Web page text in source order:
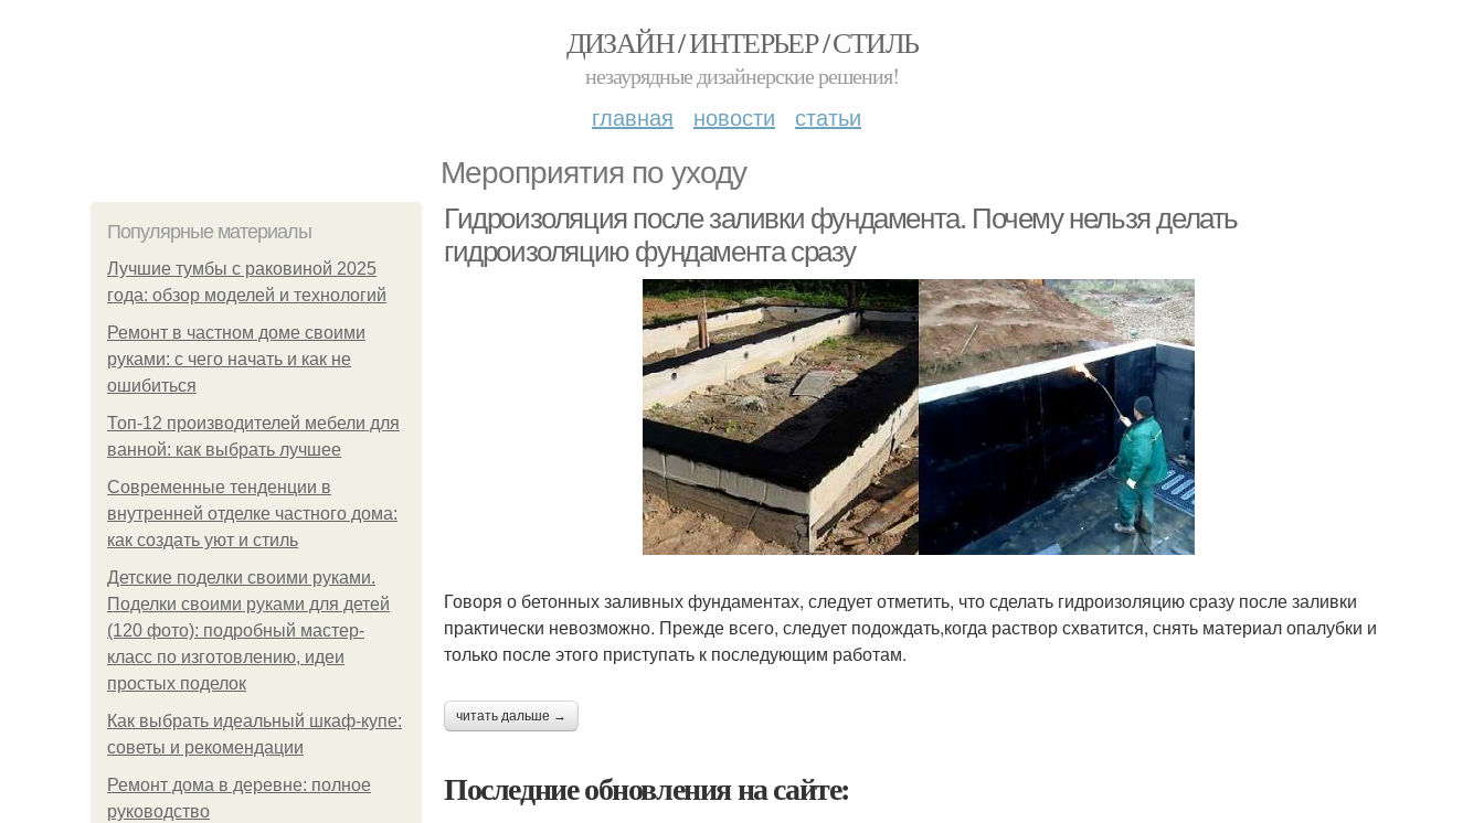
ДИЗАЙН / ИНТЕРЬЕР / СТИЛЬ
незаурядные дизайнерские решения!
главная новости статьи
Мероприятия по уходу
Популярные материалы
Лучшие тумбы с раковиной 2025
года: обзор моделей и технологий
Ремонт в частном доме своими
руками: с чего начать и как не
ошибиться
Топ-12 производителей мебели для
ванной: как выбрать лучшее
Современные тенденции в
внутренней отделке частного дома:
как создать уют и стиль
Детские поделки своими руками.
Поделки своими руками для детей
(120 фото): подробный мастер-
класс по изготовлению, идеи
простых поделок
Как выбрать идеальный шкаф-купе:
советы и рекомендации
Ремонт дома в деревне: полное
руководство
Гидроизоляция после заливки фундамента. Почему нельзя делать
гидроизоляцию фундамента сразу
Говоря о бетонных заливных фундаментах, следует отметить, что сделать гидроизоляцию сразу после заливки
практически невозможно. Прежде всего, следует подождать,когда раствор схватится, снять материал опалубки и
только после этого приступать к последующим работам.
читать дальше →
Последние обновления на сайте: